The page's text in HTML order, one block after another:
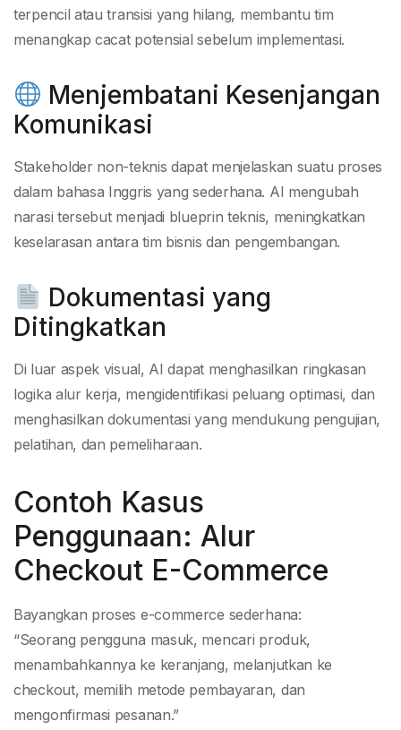
terpencil atau transisi yang hilang, membantu tim
menangkap cacat potensial sebelum implementasi.
Menjembatani Kesenjangan
Komunikasi
Stakeholder non-teknis dapat menjelaskan suatu proses
dalam bahasa Inggris yang sederhana. AI mengubah
narasi tersebut menjadi blueprin teknis, meningkatkan
keselarasan antara tim bisnis dan pengembangan.
Dokumentasi yang
Ditingkatkan
Di luar aspek visual, AI dapat menghasilkan ringkasan
logika alur kerja, mengidentifikasi peluang optimasi, dan
menghasilkan dokumentasi yang mendukung pengujian,
pelatihan, dan pemeliharaan.
Contoh Kasus
Penggunaan: Alur
Checkout E-Commerce
Bayangkan proses e-commerce sederhana:
“Seorang pengguna masuk, mencari produk,
menambahkannya ke keranjang, melanjutkan ke
checkout, memilih metode pembayaran, dan
mengonfirmasi pesanan.”